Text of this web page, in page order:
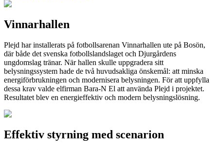
Vinnarhallen
Plejd har installerats på fotbollsarenan Vinnarhallen ute på Bosön,
där både det svenska fotbollslandslaget och Djurgårdens
ungdomslag tränar. När hallen skulle uppgradera sitt
belysningssystem hade de två huvudsakliga önskemål: att minska
energiförbrukningen och modernisera belysningen. För att uppfylla
dessa krav valde elfirman Bara-N El att använda Plejd i projektet.
Resultatet blev en energieffektiv och modern belysningslösning.
Effektiv styrning med scenarion